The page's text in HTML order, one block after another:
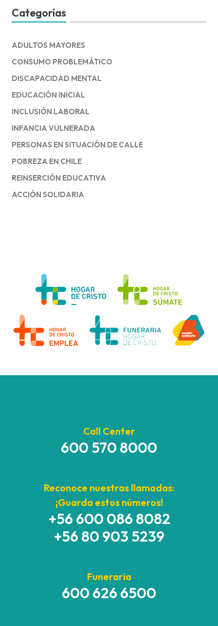
Categorías
ADULTOS MAYORES
CONSUMO PROBLEMÁTICO
DISCAPACIDAD MENTAL
EDUCACIÓN INICIAL
INCLUSIÓN LABORAL
INFANCIA VULNERADA
PERSONAS EN SITUACIÓN DE CALLE
POBREZA EN CHILE
REINSERCIÓN EDUCATIVA
ACCIÓN SOLIDARIA
Call Center
600 570 8000
Reconoce nuestras llamadas:
¡Guarda estos números!
+56 600 086 8082
+56 80 903 5239
Funeraria
600 626 6500